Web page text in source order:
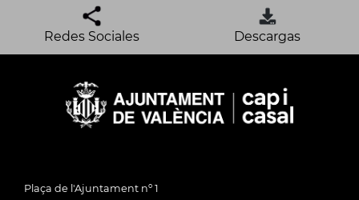
Redes Sociales Descargas
Plaça de l'Ajuntament nº 1